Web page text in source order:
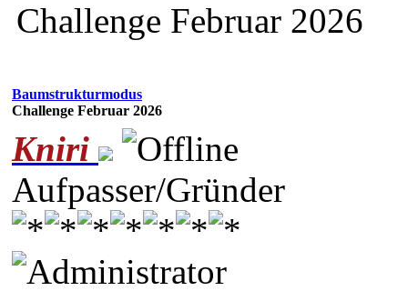
Challenge Februar 2026
Baumstrukturmodus
Challenge Februar 2026
Kniri
Aufpasser/Gründer